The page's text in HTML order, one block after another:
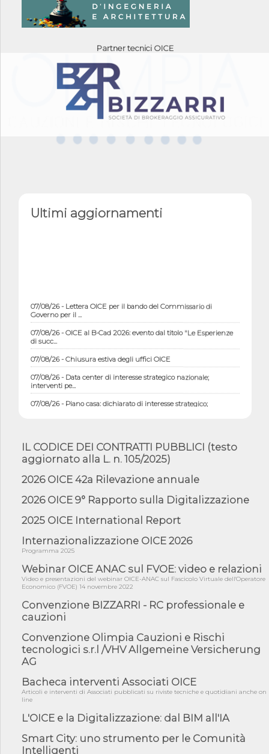
Partner tecnici OICE
Ultimi aggiornamenti
07/08/26 - Lettera OICE per il bando del Commissario di
Governo per il ...
07/08/26 - OICE al B-Cad 2026: evento dal titolo "Le Esperienze
di succ...
07/08/26 - Chiusura estiva degli uffici OICE
07/08/26 - Data center di interesse strategico nazionale;
interventi pe...
07/08/26 - Piano casa: dichiarato di interesse strategico;
nominata Com...
07/08/26 - Tunnel Brennero, dal Cipess via libera al quinto lotto
costr...
06/08/26 - Istat, produzione industriale in calo dell'1% a giugno,
06/08/26 - Dal 3 agosto in vigore l'obbligo di energie rinnovabili
riqualificazione sism...
mate...
06/08/26 - DDL delegazione europea in Cdm per recepimento
norme UE in m...
05/08/26 - DL Infrastrutture e PNRR è legge: approvata oggi la
fiducia...
05/08/26 - Focus OICE sul DDL di riforma della responsabilità
amminist...
05/08/26 - Anac: pubblicata la Relazione illustrativa al Bando tipo
05/08/26 - SAVE THE DATE: Assemblea Pubblica Confindustria
Professioni ...
05/08/26 - Successo OICE per il bando della Città metropolitana
05/08/26 - Lettera OICE per il bando della Giunta Regionale della
Campa...
IL CODICE DEI CONTRATTI PUBBLICI (testo
aggiornato alla L. n. 105/2025)
2026 OICE 42a Rilevazione annuale
2026 OICE 9° Rapporto sulla Digitalizzazione
2025 OICE International Report
Internazionalizzazione OICE 2026
Programma 2025
Webinar OICE ANAC sul FVOE: video e relazioni
Video e presentazioni del webinar OICE-ANAC sul Fascicolo Virtuale dell'Operatore
Economico (FVOE) 14 novembre 2022
Convenzione BIZZARRI - RC professionale e
cauzioni
Convenzione Olimpia Cauzioni e Rischi
tecnologici s.r.l /VHV Allgemeine Versicherung
AG
Bacheca interventi Associati OICE
Articoli e interventi di Associati pubblicati su riviste tecniche e quotidiani anche on
line
L'OICE e la Digitalizzazione: dal BIM all'IA
Smart City: uno strumento per le Comunità
Intelligenti